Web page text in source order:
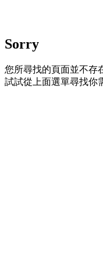
Sorry
您所尋找的頁面並不存
試試從上面選單尋找你